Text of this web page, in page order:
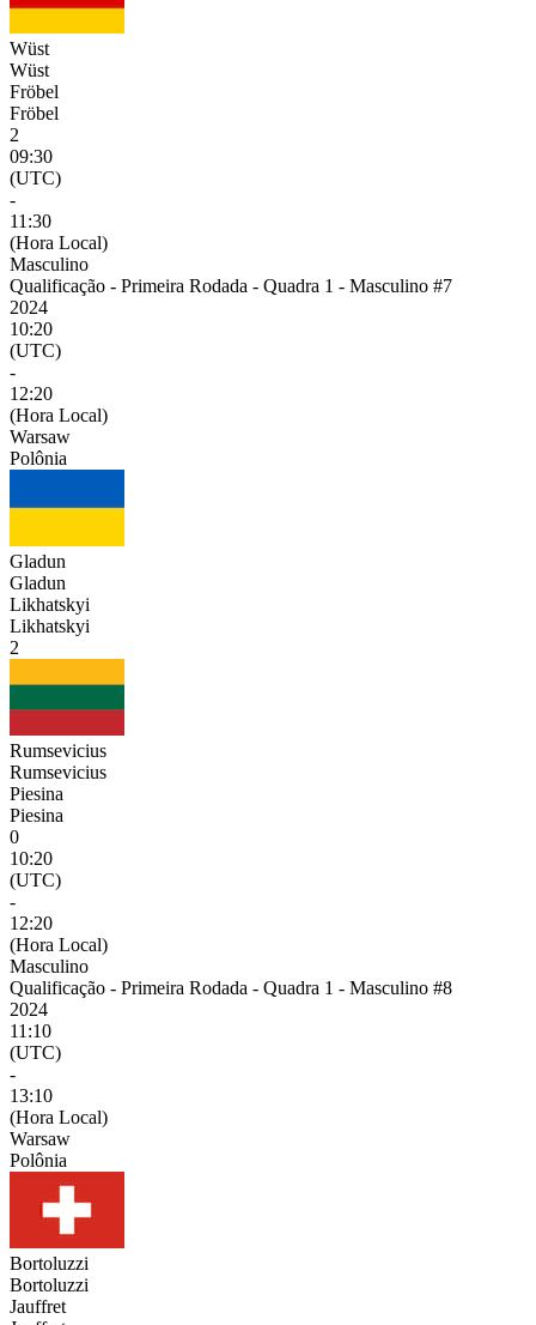
Wüst
Wüst
Fröbel
Fröbel
2
09:30
(UTC)
-
11:30
(Hora Local)
Masculino
Qualificação - Primeira Rodada - Quadra 1 - Masculino #7
2024
10:20
(UTC)
-
12:20
(Hora Local)
Warsaw
Polônia
Gladun
Gladun
Likhatskyi
Likhatskyi
2
Rumsevicius
Rumsevicius
Piesina
Piesina
0
10:20
(UTC)
-
12:20
(Hora Local)
Masculino
Qualificação - Primeira Rodada - Quadra 1 - Masculino #8
2024
11:10
(UTC)
-
13:10
(Hora Local)
Warsaw
Polônia
Bortoluzzi
Bortoluzzi
Jauffret